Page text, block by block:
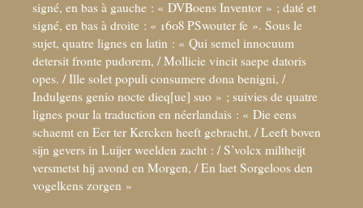
signé, en bas à gauche : « DVBoens Inventor » ; daté et
signé, en bas à droite : « 1608 PSwouter fe ». Sous le
sujet, quatre lignes en latin : « Qui semel innocuum
detersit fronte pudorem, / Mollicie vincit saepe datoris
opes. / Ille solet populi consumere dona benigni, /
Indulgens genio nocte dieq[ue] suo » ; suivies de quatre
lignes pour la traduction en néerlandais : « Die eens
schaemt en Eer ter Kercken heeft gebracht, / Leeft boven
sijn gevers in Luijer weelden zacht : / S’volcx miltheijt
versmetst hij avond en Morgen, / En laet Sorgeloos den
vogelkens zorgen »